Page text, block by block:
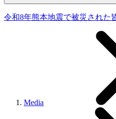
令和8年熊本地震で被災された
Media